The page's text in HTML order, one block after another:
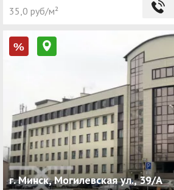
35,0 руб/м²
%
г. Минск, Могилевская ул., 39/А